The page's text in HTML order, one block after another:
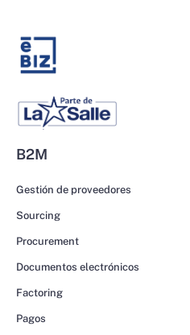
B2M
Gestión de proveedores
Sourcing
Procurement
Documentos electrónicos
Factoring
Pagos